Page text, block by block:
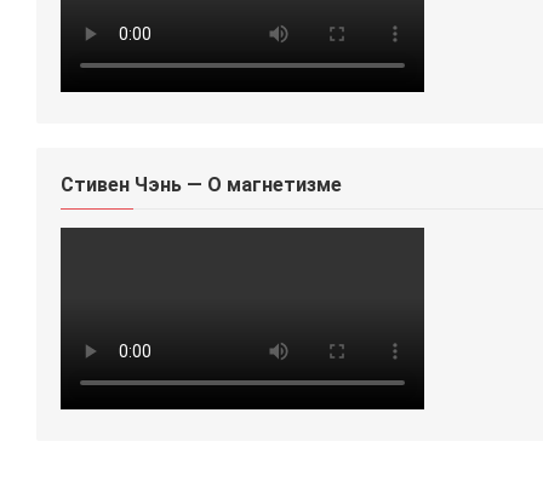
Стивен Чэнь — О магнетизме